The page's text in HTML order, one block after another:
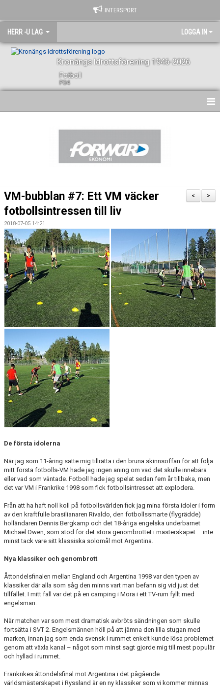
INTERSPORT
HERR -U LAG LOGGA IN
Kronängs Idrottsförening 1946-2026
Fotboll
P04
BILDGALLERI
DOKUMENT
KONTAKT
MATCHER
>
<
VM-bubblan #7: Ett VM väcker
fotbollsintressen till liv
2018-07-05 14:21
De första idolerna
När jag som 11-åring satte mig tillrätta i den bruna skinnsoffan för att följa
mitt första fotbolls-VM hade jag ingen aning om vad det skulle innebära
eller vad som väntade. Fotboll hade jag spelat sedan fem år tillbaka, men
det var VM i Frankrike 1998 som fick fotbollsintresset att explodera.
Från att ha haft noll koll på fotbollsvärlden fick jag mina första idoler i form
av den kraftfulle brasilianaren Rivaldo, den fotbollssmarte (flygrädde)
holländaren Dennis Bergkamp och det 18-åriga engelska underbarnet
Michael Owen, som stod för det stora genombrottet i mästerskapet – inte
minst tack vare sitt klassiska solomål mot Argentina.
Nya klassiker och genombrott
Åttondelsfinalen mellan England och Argentina 1998 var den typen av
klassiker där alla som såg den minns vart man befann sig vid just det
tillfället. I mitt fall var det på en camping i Mora i ett TV-rum fyllt med
engelsmän.
När matchen var som mest dramatisk avbröts sändningen som skulle
fortsätta i SVT 2. Engelsmännen höll på att jämna den lilla stugan med
marken, innan jag som enda svensk i rummet enkelt kunde lösa problemet
genom att växla kanal – något som minst sagt gjorde mig till mest populär
och hyllad i rummet.
Frankrikes åttondelsfinal mot Argentina i det pågående
världsmästerskapet i Ryssland är en ny klassiker som vi kommer minnas